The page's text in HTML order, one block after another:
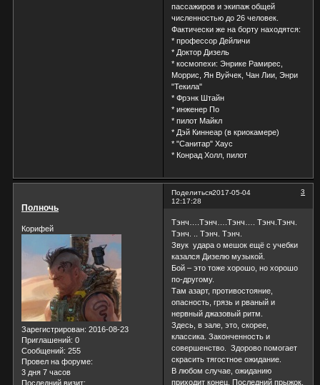
пассажиров и экипаж общей
численностью до 26 человек.
Фактически же на борту находятся:
* профессор Дейличи
* Доктор Дизель
* космопехи: Энрике Рамирес,
Моррис, Ян Вуйчек, Чан Лии, Энри
"Текила"
* Фрэнк Штайн
* инженер По
* пилот Майкл
* Дэй Киннеар (в криокамере)
* "Санитар" Хаус
* Конрад Холл, пилот
Поделиться 3
2017-05-04
12:17:28
Полночь
Корифей
Зарегистрирован: 2016-08-23
Приглашений: 0
Сообщений: 255
Провел на форуме:
3 дня 7 часов
Последний визит:
Тэнч….Тэнч….Тэнч…. Тэнч.Тэнч.
Тэнч. .. Тэнч. Тэнч.
Звук удара о мешок ещё с учебки
казался Дизелю музыкой.
Бой – это тоже хорошо, но хорошо
по-другому.
Там азарт, противостояние,
опасность, грязь и рваный и
нервный джазовый ритм.
Здесь, в зале, это, скорее,
классика. Законченность и
совершенство. Здорово помогает
скрасить тягостное ожидание.
В любом случае, ожиданию
приходит конец. Последний прыжок,